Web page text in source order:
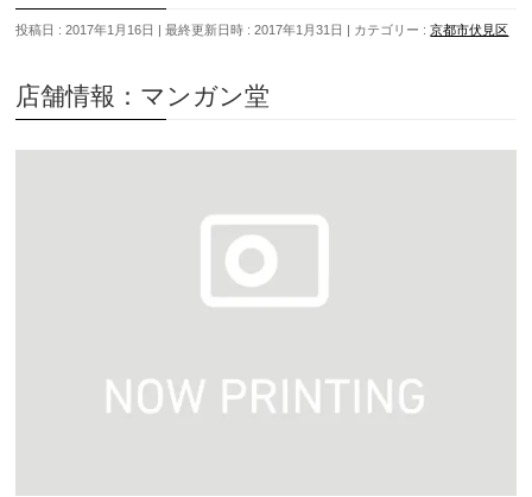
投稿日 : 2017年1月16日 最終更新日時 : 2017年1月31日 カテゴリー :京都市伏見区
店舗情報：マンガン堂